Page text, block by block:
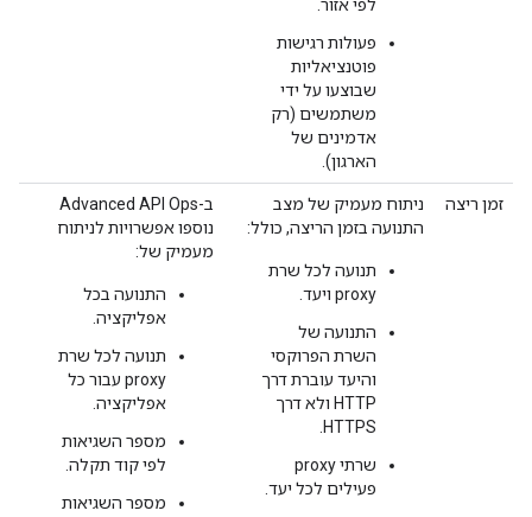
לפי אזור.
פעולות רגישות
פוטנציאליות
שבוצעו על ידי
משתמשים (רק
אדמינים של
הארגון).
זמן ריצה
ניתוח מעמיק של מצב
התנועה בזמן הריצה, כולל:
תנועה לכל שרת
proxy ויעד.
התנועה של
השרת הפרוקסי
והיעד עוברת דרך
HTTP ולא דרך
HTTPS.
שרתי proxy
פעילים לכל יעד.
ב-Advanced API Ops
נוספו אפשרויות לניתוח
מעמיק של:
התנועה בכל
אפליקציה.
תנועה לכל שרת
proxy עבור כל
אפליקציה.
מספר השגיאות
לפי קוד תקלה.
מספר השגיאות